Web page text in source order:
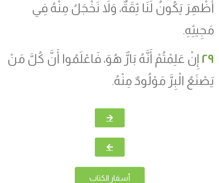
أُظْهِرَ يَكُونُ لَنَا ثِقَةٌ، وَلاَ نَخْجَلُ مِنْهُ فِي
مَجِيئِهِ.
٢٩ إِنْ عَلِمْتُمْ أَنَّهُ بَارٌّ هُوَ، فَاعْلَمُوا أَنَّ كُلَّ مَنْ
يَصْنَعُ الْبِرَّ مَوْلُودٌ مِنْهُ.
أسفار الكتاب